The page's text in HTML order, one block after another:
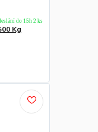
Kg
do 15h 2 ks